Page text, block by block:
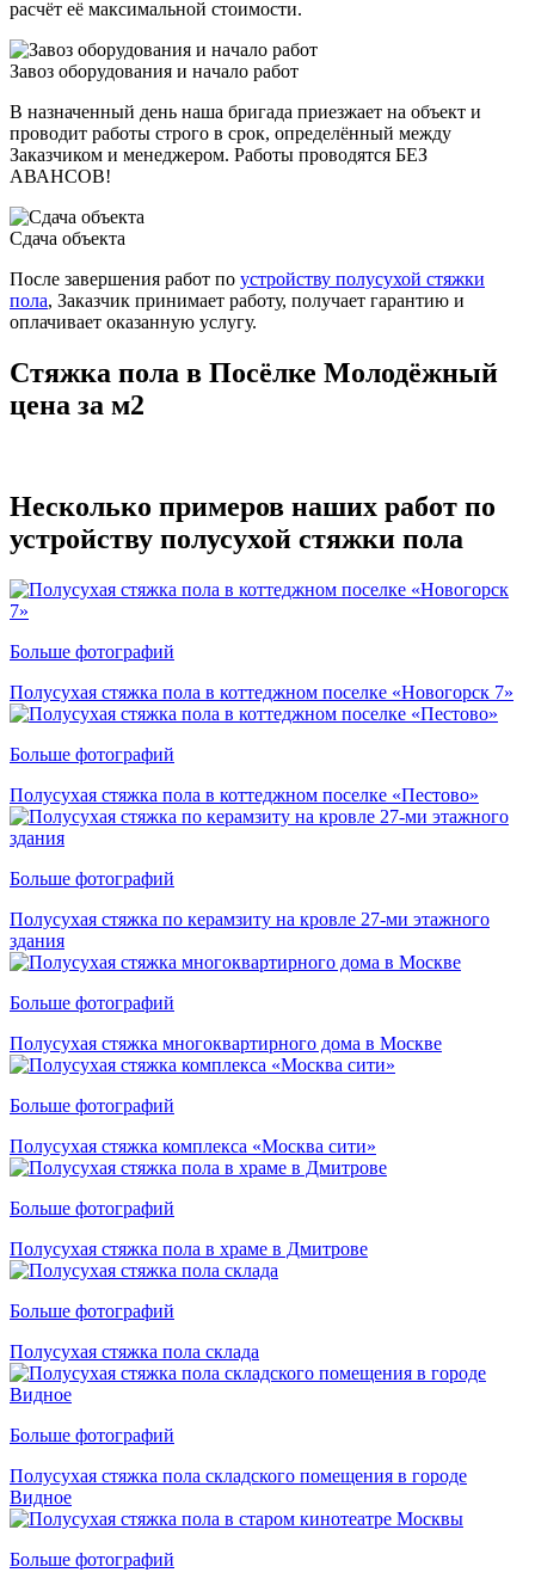
расчёт её максимальной стоимости.
Завоз оборудования и нaчaло paбoт
В назначенный день наша бригада приезжает на объект и
проводит работы строго в срок, определённый между
Заказчиком и менеджером. Работы проводятся БЕЗ
АВАНСОВ!
Сдача объекта
После завершения работ по устройству полусухой стяжки
пола, Заказчик принимает работу, получает гарантию и
оплачивает оказанную услугу.
Стяжка пола в Посёлке Молодёжный
цена за м2
Несколько примеров наших работ по
устройству полусухой стяжки пола
Больше фотографий
Полусухая стяжка пола в коттеджном поселке «Новогорск 7»
Больше фотографий
Полусухая стяжка пола в коттеджном поселке «Пестово»
Больше фотографий
Полусухая стяжка по керамзиту на кровле 27-ми этажного
здания
Больше фотографий
Полусухая стяжка многоквартирного дома в Москве
Больше фотографий
Полусухая стяжка комплекса «Москва сити»
Больше фотографий
Полусухая стяжка пола в храме в Дмитрове
Больше фотографий
Полусухая стяжка пола склада
Больше фотографий
Полусухая стяжка пола складского помещения в городе
Видное
Больше фотографий